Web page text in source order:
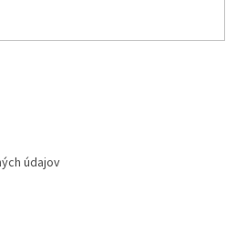
údajov